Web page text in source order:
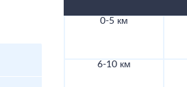
0-5 км
6-10 км